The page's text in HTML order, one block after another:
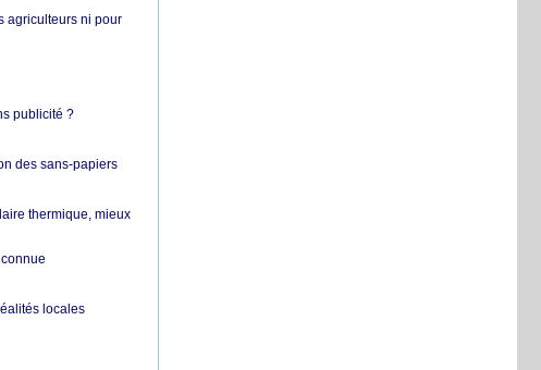
agriculteurs ni pour
publicité ?
des sans-papiers
thermique, mieux
locales